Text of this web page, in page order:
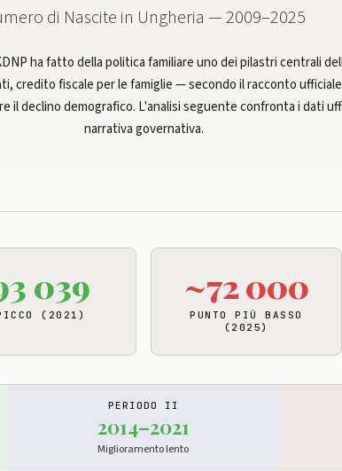
di Nascite in Ungheria — 2009–2025
ha fatto della politica familiare uno dei pilastri centrali
credito fiscale per le famiglie — secondo il racconto
il declino demografico. L'analisi seguente confronta i dati
narrativa governativa.
039
(2021)
~72 000
PUNTO PIÙ BASSO
(2025)
PERIODO II
2014–2021
Miglioramento lento